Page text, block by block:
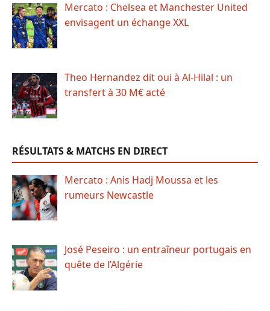
Mercato : Chelsea et Manchester United
envisagent un échange XXL
Theo Hernandez dit oui à Al-Hilal : un
transfert à 30 M€ acté
RÉSULTATS & MATCHS EN DIRECT
Mercato : Anis Hadj Moussa et les
rumeurs Newcastle
José Peseiro : un entraîneur portugais en
quête de l’Algérie